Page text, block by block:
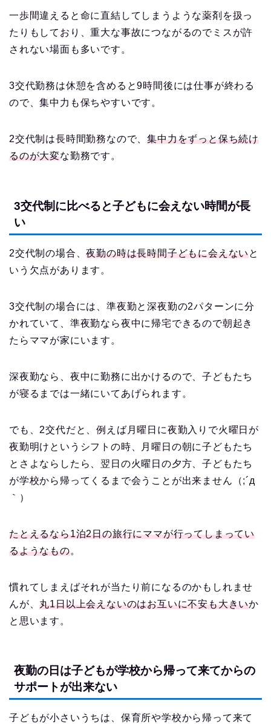
一歩間違えると命に直結してしまうような薬剤を扱っ
たりもしており、重大な事故につながるのでミスが許
されない場面も多いです。
3交代勤務は休憩を含めると9時間後には仕事が終わる
ので、集中力も保ちやすいです。
2交代制は長時間勤務なので、集中力をずっと保ち続け
るのが大変な勤務です。
3交代制に比べると子どもに会えない時間が長
い
2交代制の場合、夜勤の時は長時間子どもに会えないと
いう欠点があります。
3交代制の場合には、準夜勤と深夜勤の2パターンに分
かれていて、準夜勤なら夜中に帰宅できるので朝起き
たらママが家にいます。
深夜勤なら、夜中に勤務に出かけるので、子どもたち
が寝るまでは一緒にいてあげられます。
でも、2交代だと、例えば月曜日に夜勤入りで火曜日が
夜勤明けというシフトの時、月曜日の朝に子どもたち
とさよならしたら、翌日の火曜日の夕方、子どもたち
が学校から帰ってくるまで会うことが出来ません（;´д
｀）
たとえるなら1泊2日の旅行にママが行ってしまってい
るようなもの。
慣れてしまえばそれが当たり前になるのかもしれませ
んが、丸1日以上会えないのはお互いに不安も大きいか
と思います。
夜勤の日は子どもが学校から帰って来てからの
サポートが出来ない
子どもが小さいうちは、保育所や学校から帰って来て